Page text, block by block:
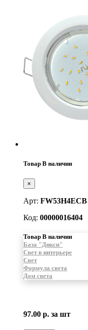
Товар В наличии
×
Арт: FW53H4ECB
Код: 00000016404
Товар В наличии
База "Дикси"
Свет в интерьере
Свет
Формула света
Дом света
97.00 р. за шт